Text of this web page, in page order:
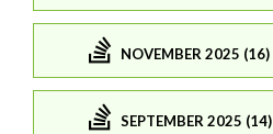
NOVEMBER 2025 (16)
SEPTEMBER 2025 (14)